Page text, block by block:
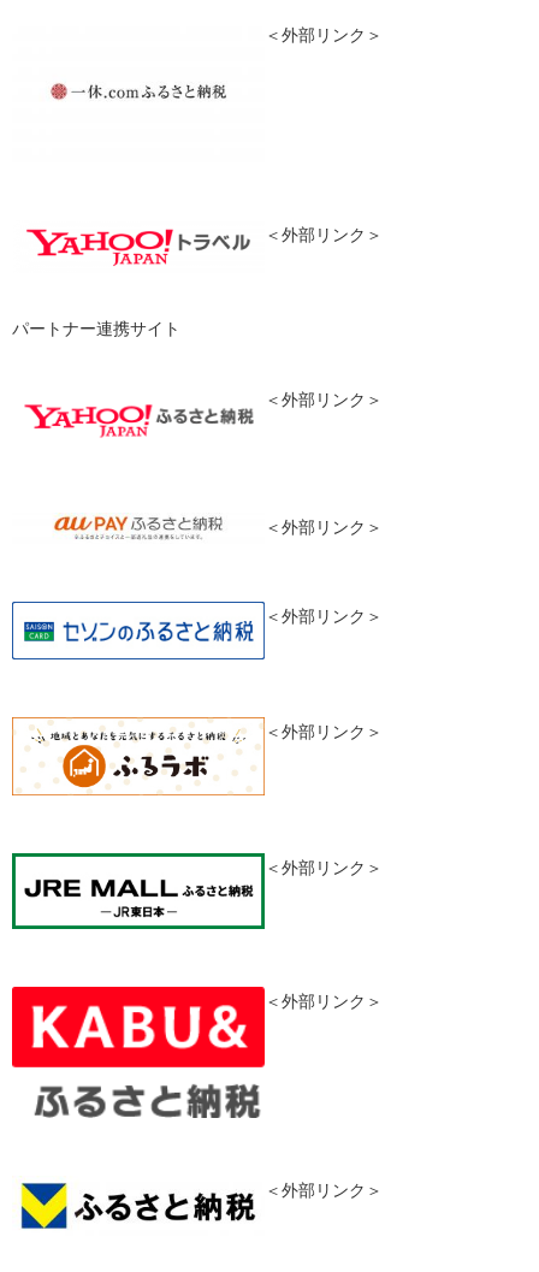
＜外部リンク＞
＜外部リンク＞
パートナー連携サイト
＜外部リンク＞
＜外部リンク＞
＜外部リンク＞
＜外部リンク＞
＜外部リンク＞
＜外部リンク＞
＜外部リンク＞